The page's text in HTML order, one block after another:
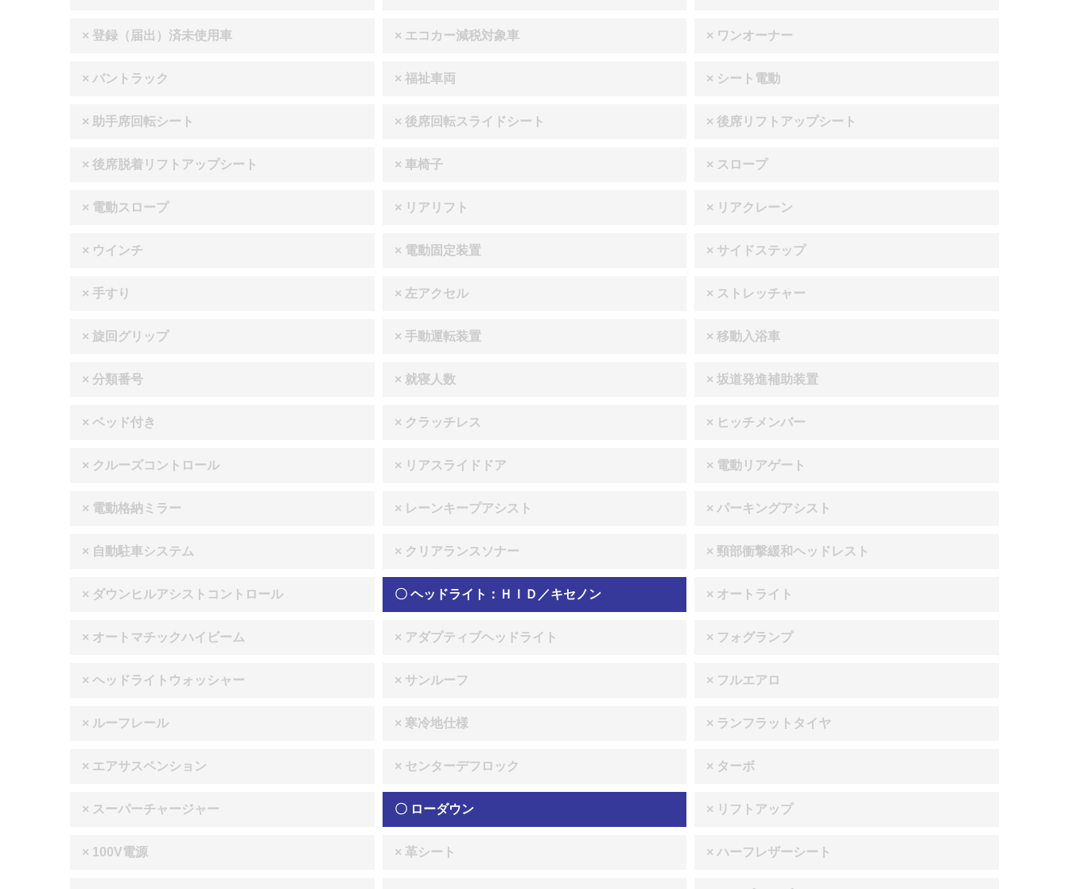
× 登録（届出）済未使用車 × エコカー減税対象車 × ワンオーナー
× バントラック × 福祉車両 × シート電動
× 助手席回転シート × 後席回転スライドシート × 後席リフトアップシート
× 後席脱着リフトアップシート × 車椅子 × スロープ
× 電動スロープ × リアリフト × リアクレーン
× ウインチ × 電動固定装置 × サイドステップ
× 手すり × 左アクセル × ストレッチャー
× 旋回グリップ × 手動運転装置 × 移動入浴車
× 分類番号 × 就寝人数 × 坂道発進補助装置
× ベッド付き × クラッチレス × ヒッチメンバー
× クルーズコントロール × リアスライドドア × 電動リアゲート
× 電動格納ミラー × レーンキープアシスト × パーキングアシスト
× 自動駐車システム × クリアランスソナー × 頸部衝撃緩和ヘッドレスト
× ダウンヒルアシストコントロール 〇 ヘッドライト：ＨＩＤ／キセノン × オートライト
× オートマチックハイビーム × アダプティブヘッドライト × フォグランプ
× ヘッドライトウォッシャー × サンルーフ × フルエアロ
× ルーフレール × 寒冷地仕様 × ランフラットタイヤ
× エアサスペンション × センターデフロック × ターボ
× スーパーチャージャー 〇 ローダウン × リフトアップ
× 100V電源 × 革シート × ハーフレザーシート